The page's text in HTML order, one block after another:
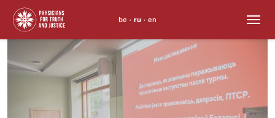
to
content
be • ru • en